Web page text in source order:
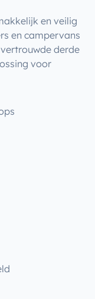
en veilig
en campervans
derde
voor